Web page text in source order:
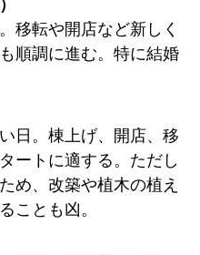
移転や開店など新しく
順調に進む。特に結婚
日。棟上げ、開店、移
ートに適する。ただし
め、改築や植木の植え
ことも凶。